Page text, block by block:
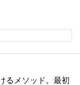
るメソッド。最初